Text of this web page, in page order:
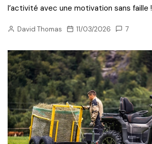
l’activité avec une motivation sans faille !
David Thomas 11/03/2026 7